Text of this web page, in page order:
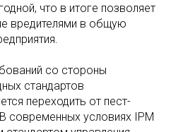
что в итоге позволяет
вредителями в общую
со стороны
стандартов
переходить от пест-
современных условиях IPM